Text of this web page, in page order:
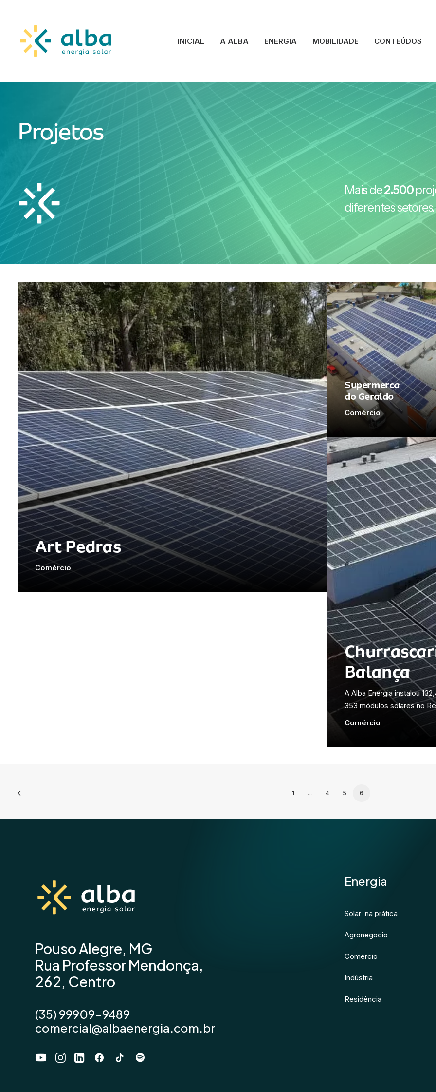
INICIAL A ALBA ENERGIA MOBILIDADE CONTEÚDOS
Projetos
Mais de2.500
diferentes setores.
Art Pedras
Comércio
Supermerca
do Geraldo
Comércio
Balança
A Alba Energia instalou
353 módulos solares no
Comércio
1 … 4 5 6
Pouso Alegre, MG
Rua Professor Mendonça,
262, Centro
(35) 99909-9489
comercial@albaenergia.com.br
Energia
Solar na prática
Agronegocio
Comércio
Indústria
Residência